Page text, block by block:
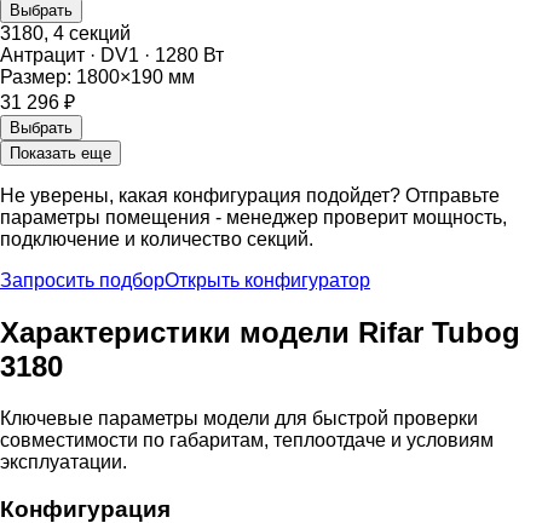
Выбрать
3180, 4 секций
Антрацит · DV1 · 1280 Вт
Размер: 1800×190 мм
31 296 ₽
Выбрать
Показать еще
Не уверены, какая конфигурация подойдет? Отправьте
параметры помещения - менеджер проверит мощность,
подключение и количество секций.
Запросить подборОткрыть конфигуратор
Характеристики модели Rifar Tubog
3180
Ключевые параметры модели для быстрой проверки
совместимости по габаритам, теплоотдаче и условиям
эксплуатации.
Конфигурация